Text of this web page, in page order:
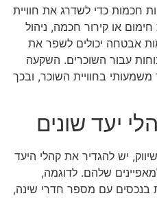
חכמות כדי לשדרג את חוויית
או קירור חכמה, ניהול
אבטחה יכולים לשפר את
עבור השוכרים. השקעה
משמעותי בחוויית השוכר, ובכך
יעד שונים
יש להגדיר את קהלי היעד
שלהם. לדוגמה,
בנכסים עם מספר חדרי שינה,